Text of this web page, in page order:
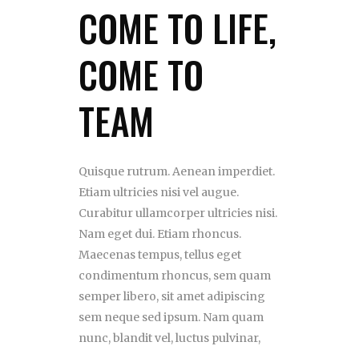
COME TO LIFE,
COME TO
TEAM
Quisque rutrum. Aenean imperdiet.
Etiam ultricies nisi vel augue.
Curabitur ullamcorper ultricies nisi.
Nam eget dui. Etiam rhoncus.
Maecenas tempus, tellus eget
condimentum rhoncus, sem quam
semper libero, sit amet adipiscing
sem neque sed ipsum. Nam quam
nunc, blandit vel, luctus pulvinar,